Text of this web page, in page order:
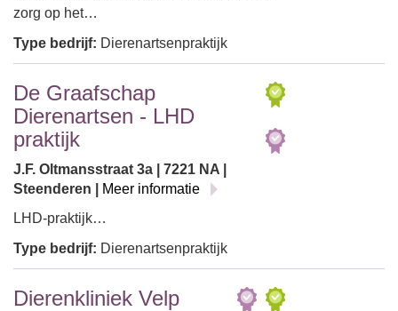
zorg op het…
Type bedrijf: Dierenartsenpraktijk
De Graafschap
Dierenartsen - LHD
praktijk
J.F. Oltmansstraat 3a | 7221 NA |
Steenderen |
Meer informatie
LHD-praktijk…
Type bedrijf: Dierenartsenpraktijk
Dierenkliniek Velp